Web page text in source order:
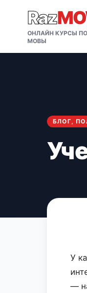
Raz
ОНЛАЙН КУРСЫ
МОВЫ
БЛОГ,
У
—